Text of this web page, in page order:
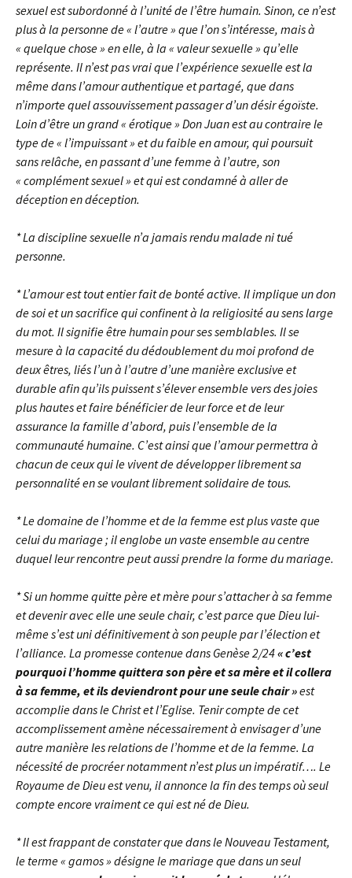
sexuel est subordonné à l’unité de l’être humain. Sinon, ce n’est
plus à la personne de « l’autre » que l’on s’intéresse, mais à
« quelque chose » en elle, à la « valeur sexuelle » qu’elle
représente. Il n’est pas vrai que l’expérience sexuelle est la
même dans l’amour authentique et partagé, que dans
n’importe quel assouvissement passager d’un désir égoïste.
Loin d’être un grand « érotique » Don Juan est au contraire le
type de « l’impuissant » et du faible en amour, qui poursuit
sans relâche, en passant d’une femme à l’autre, son
« complément sexuel » et qui est condamné à aller de
déception en déception.
* La discipline sexuelle n’a jamais rendu malade ni tué
personne.
* L’amour est tout entier fait de bonté active. Il implique un don
de soi et un sacrifice qui confinent à la religiosité au sens large
du mot. Il signifie être humain pour ses semblables. Il se
mesure à la capacité du dédoublement du moi profond de
deux êtres, liés l’un à l’autre d’une manière exclusive et
durable afin qu’ils puissent s’élever ensemble vers des joies
plus hautes et faire bénéficier de leur force et de leur
assurance la famille d’abord, puis l’ensemble de la
communauté humaine. C’est ainsi que l’amour permettra à
chacun de ceux qui le vivent de développer librement sa
personnalité en se voulant librement solidaire de tous.
* Le domaine de l’homme et de la femme est plus vaste que
celui du mariage ; il englobe un vaste ensemble au centre
duquel leur rencontre peut aussi prendre la forme du mariage.
* Si un homme quitte père et mère pour s’attacher à sa femme
et devenir avec elle une seule chair, c’est parce que Dieu lui-
même s’est uni définitivement à son peuple par l’élection et
l’alliance. La promesse contenue dans Genèse 2/24« c’est
pourquoi l’homme quittera son père et sa mère et il collera
à sa femme, et ils deviendront pour une seule chair »est
accomplie dans le Christ et l’Eglise. Tenir compte de cet
accomplissement amène nécessairement à envisager d’une
autre manière les relations de l’homme et de la femme. La
nécessité de procréer notamment n’est plus un impératif…. Le
Royaume de Dieu est venu, il annonce la fin des temps où seul
compte encore vraiment ce qui est né de Dieu.
* Il est frappant de constater que dans le Nouveau Testament,
le terme « gamos » désigne le mariage que dans un seul